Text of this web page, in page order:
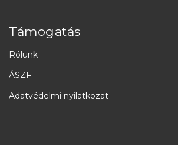
Támogatás
Rólunk
ÁSZF
Adatvédelmi nyilatkozat